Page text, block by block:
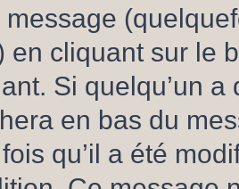
message
en cliquant sur le
Si quelqu’un
en bas du
qu’il a été